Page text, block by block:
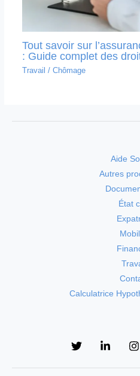
Tout savoir sur
: Guide complet des
Travail / Chômage
Aide
Autres
État
Calculatrice